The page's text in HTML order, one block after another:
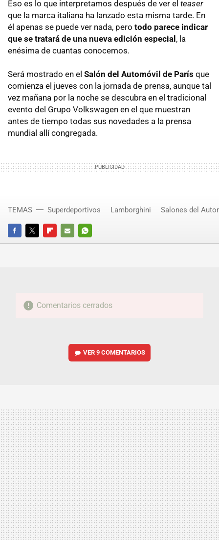
Eso es lo que interpretamos después de ver el teaser
que la marca italiana ha lanzado esta misma tarde. En
él apenas se puede ver nada, pero todo parece indicar
que se tratará de una nueva edición especial , la
enésima de cuantas conocemos.
Será mostrado en el Salón del Automóvil de París que
comienza el jueves con la jornada de prensa, aunque tal
vez mañana por la noche se descubra en el tradicional
evento del Grupo Volkswagen en el que muestran
antes de tiempo todas sus novedades a la prensa
mundial allí congregada.
FACEBOOKTWITTERFLIPBOARD
E-
WHATSAPP
TEMAS Superdeportivos Lamborghini Salones del
Comentarios cerrados
VER9 COMENTARIOS